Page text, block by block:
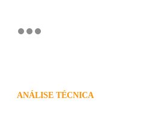
ANÁLISE TÉCNICA